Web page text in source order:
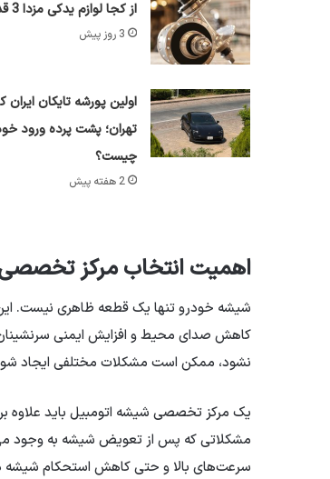
از کجا لوازم یدکی مزدا 3 قدیم بخریم؟
3 روز پیش
اولین پورشه تایکان
تهران؛ پشت پرده ورود
چیست؟
2 هفته پیش
اهمیت انتخاب مرکز
شیشه خودرو تنها یک قطعه ظاهری نیست.
کاهش صدای محیط و افزایش ایمنی
نشود، ممکن است مشکلات مختلفی ایجاد
یک مرکز تخصصی شیشه اتومبیل باید علاوه
مشکلاتی که پس از تعویض شیشه به وجود
سرعت‌های بالا و حتی کاهش استحکام